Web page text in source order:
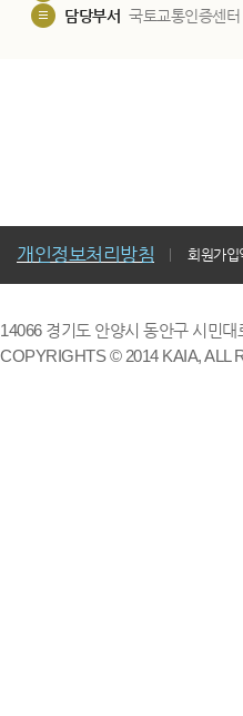
담당부서 국토교통인증센터
개인정보처리방침 회원가입
14066 경기도 안양시 동안구 시민
COPYRIGHTS © 2014 KAIA, ALL